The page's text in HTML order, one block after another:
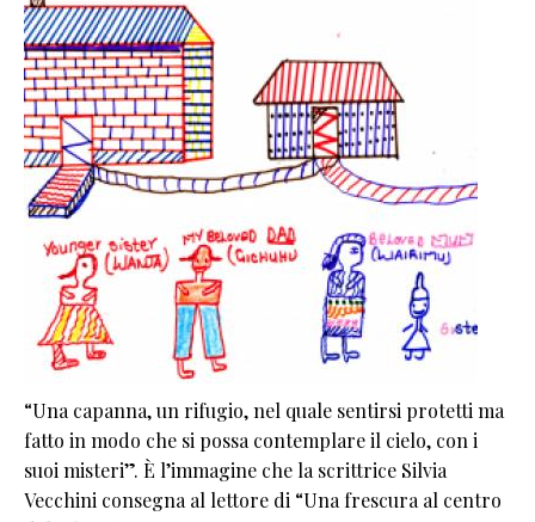
“Una capanna, un rifugio, nel quale sentirsi protetti ma
fatto in modo che si possa contemplare il cielo, con i
suoi misteri”. È l’immagine che la scrittrice Silvia
Vecchini consegna al lettore di “Una frescura al centro